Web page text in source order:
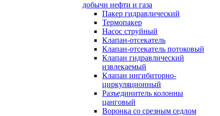
добычи нефти и газа
Пакер гидравлический
Термопакер
Насос струйный
Клапан-отсекатель
Клапан-отсекатель потоковый
Клапан гидравлический
извлекаемый
Клапан ингибиторно-
циркуляционный
Разъединитель колонны
цанговый
Воронка со срезным седлом